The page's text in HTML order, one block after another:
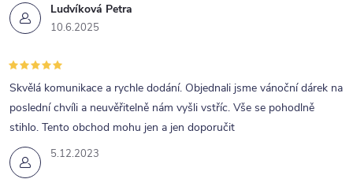
Ludvíková Petra
10.6.2025
5.12.2023
Skvělá komunikace a rychle dodání. Objednali jsme vánoční dárek na
poslední chvíli a neuvěřitelně nám vyšli vstříc. Vše se pohodlně
stihlo. Tento obchod mohu jen a jen doporučit